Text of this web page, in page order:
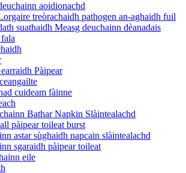
aoidionachd
treòrachaidh pathogen an-aghaidh fuil
suathaidh Measg deuchainn dèanadais
Pàipear
cuideam fàinne
Bathar Napkin Slàintealachd
pàipear toileat burst
astar sùghaidh napcain slàintealachd
sgaraidh pàipear toileat
eile